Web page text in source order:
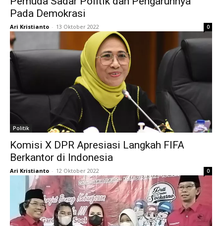
Pada Demokrasi
Ari Kristianto - 13 Oktober 2022 0
Politik
Komisi X DPR Apresiasi Langkah FIFA
Berkantor di Indonesia
Ari Kristianto - 12 Oktober 2022 0